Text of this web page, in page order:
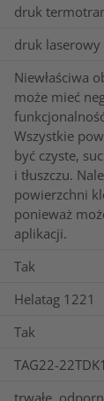
druk
druk laserowy
Niewłaściwa
może mieć
Wszystkie
być czyste,
i tłuszczu.
powierzchni
ponieważ
aplikacji.
Tak
Helatag 1221
Tak
TAG22-22TDK1